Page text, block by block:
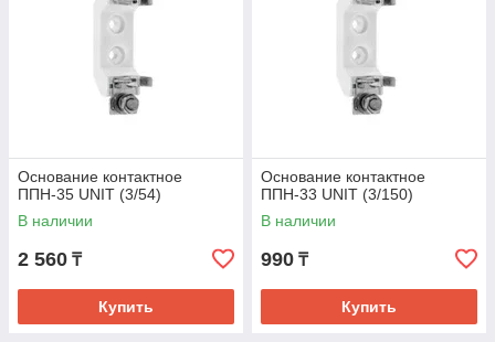
Основание контактное
ППН-35 UNIT (3/54)
В наличии
2 560 ₸
Купить
Основание контактное
ППН-33 UNIT (3/150)
В наличии
990 ₸
Купить